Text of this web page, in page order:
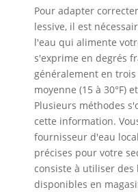
Pour adapter
lessive, il est
l'eau qui alimente
s'exprime en degrés
généralement en trois
moyenne (15 à 30°F)
Plusieurs méthodes
cette information.
fournisseur d'eau
précises pour votre
consiste à utiliser
disponibles en